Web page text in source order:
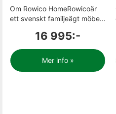
Om Rowico HomeRowicoär
ett svenskt familjeägt möbe...
16 995:-
Mer info »